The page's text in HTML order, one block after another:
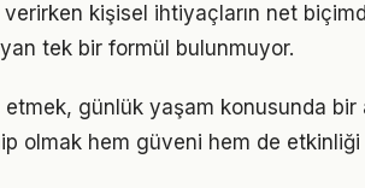
kişisel ihtiyaçların net
tek bir formül bulunmuyor.
günlük yaşam konusunda bir
olmak hem güveni hem de etkinliği